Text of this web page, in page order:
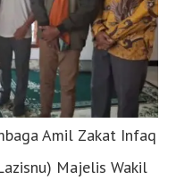
Amil Zakat Infaq
Majelis Wakil